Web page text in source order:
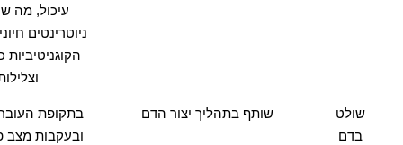
עיכול, מה
ניוטרינטים
הקוגניטיביות
שולט
בדם
שותף בתהליך יצור הדם
בתקופת
ובעקבות מצב